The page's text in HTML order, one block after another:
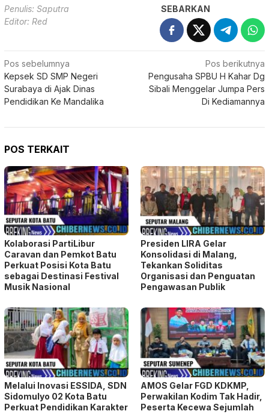
Penulis: Saputra
Editor: Red
SEBARKAN
Navigasi
pos
Pos sebelumnya
Kepsek SD SMP Negeri
Surabaya di Ajak Dinas
Pendidikan Ke Mandalika
Pos berikutnya
Pengusaha SPBU H Kahar Dg
Sibali Menggelar Jumpa Pers
Di Kediamannya
POS TERKAIT
Kolaborasi PartiLibur
Caravan dan Pemkot Batu
Perkuat Posisi Kota Batu
sebagai Destinasi Festival
Musik Nasional
Presiden LIRA Gelar
Konsolidasi di Malang,
Tekankan Soliditas
Organisasi dan Penguatan
Pengawasan Publik
Melalui Inovasi ESSIDA, SDN
Sidomulyo 02 Kota Batu
Perkuat Pendidikan Karakter
AMOS Gelar FGD KDKMP,
Perwakilan Kodim Tak Hadir,
Peserta Kecewa Sejumlah